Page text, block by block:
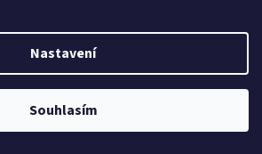
Nastavení
SouhlasímDŘEVO 10 ml